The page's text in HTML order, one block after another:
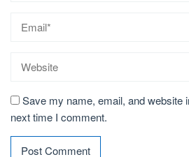
Save my name, email, and website
next time I comment.